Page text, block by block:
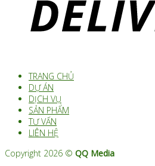
TRANG CHỦ
DỰ ÁN
DỊCH VỤ
SẢN PHẨM
TƯ VẤN
LIÊN HỆ
Copyright 2026 © QQ Media